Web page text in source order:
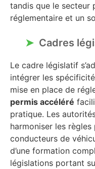
tandis que le secteur
réglementaire et un
Cadres
Le cadre législatif
intégrer les
mise en place de
permis accéléré
pratique. Les
harmoniser les
conducteurs de
d’une formation
législations portant